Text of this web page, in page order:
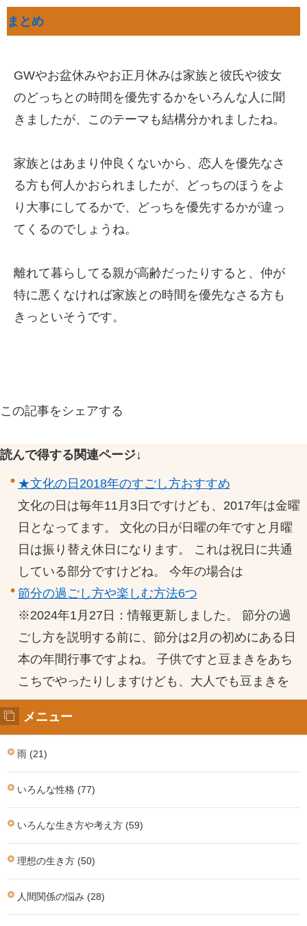
まとめ
GWやお盆休みやお正月休みは家族と彼氏や彼女
のどっちとの時間を優先するかをいろんな人に聞
きましたが、このテーマも結構分かれましたね。
家族とはあまり仲良くないから、恋人を優先なさ
る方も何人かおられましたが、どっちのほうをよ
り大事にしてるかで、どっちを優先するかが違っ
てくるのでしょうね。
離れて暮らしてる親が高齢だったりすると、仲が
特に悪くなければ家族との時間を優先なさる方も
きっといそうです。
この記事をシェアする
読んで得する関連ページ↓
★文化の日2018年のすごし方おすすめ
文化の日は毎年11月3日ですけども、2017年は金曜
日となってます。 文化の日が日曜の年ですと月曜
日は振り替え休日になります。 これは祝日に共通
している部分ですけどね。 今年の場合は
節分の過ごし方や楽しむ方法6つ
※2024年1月27日：情報更新しました。 節分の過
ごし方を説明する前に、節分は2月の初めにある日
本の年間行事ですよね。 子供ですと豆まきをあち
こちでやったりしますけども、大人でも豆まきを
メニュー
雨 (21)
いろんな性格 (77)
いろんな生き方や考え方 (59)
理想の生き方 (50)
人間関係の悩み (28)